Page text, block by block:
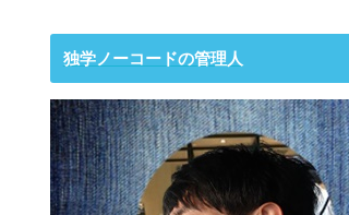
独学ノーコードの管理人